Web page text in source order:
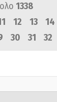
1338
12 13 14
30 31 32